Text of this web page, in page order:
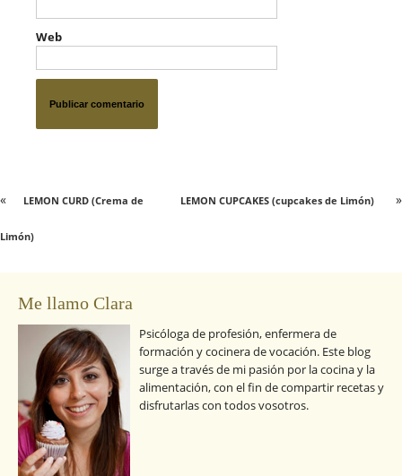
Web
LEMON CUPCAKES (cupcakes de Limón) »
« LEMON CURD (Crema de
Limón)
Me llamo Clara
Psicóloga de profesión, enfermera de
formación y cocinera de vocación. Este blog
surge a través de mi pasión por la cocina y la
alimentación, con el fin de compartir recetas y
disfrutarlas con todos vosotros.